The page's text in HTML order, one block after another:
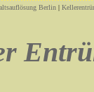
Berlin |